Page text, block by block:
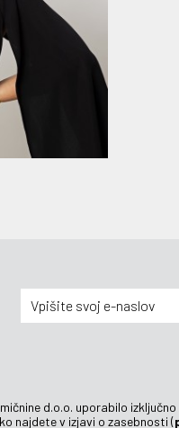
d.o.o. uporabilo
najdete v izjavi o zasebnosti (